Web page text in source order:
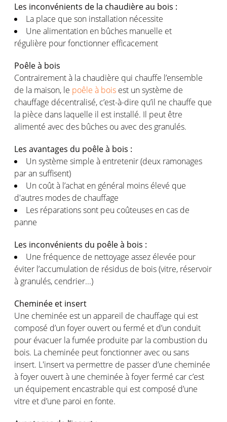
Les inconvénients de la chaudière au bois :
La place que son installation nécessite
Une alimentation en bûches manuelle et
régulière pour fonctionner efficacement
Poêle à bois
Contrairement à la chaudière qui chauffe l’ensemble
de la maison, le poêle à bois est un système de
chauffage décentralisé, c’est-à-dire qu’il ne chauffe que
la pièce dans laquelle il est installé. Il peut être
alimenté avec des bûches ou avec des granulés.
Les avantages du poêle à bois :
Un système simple à entretenir (deux ramonages
par an suffisent)
Un coût à l’achat en général moins élevé que
d'autres modes de chauffage
Les réparations sont peu coûteuses en cas de
panne
Les inconvénients du poêle à bois :
Une fréquence de nettoyage assez élevée pour
éviter l’accumulation de résidus de bois (vitre, réservoir
à granulés, cendrier...)
Cheminée et insert
Une cheminée est un appareil de chauffage qui est
composé d’un foyer ouvert ou fermé et d’un conduit
pour évacuer la fumée produite par la combustion du
bois. La cheminée peut fonctionner avec ou sans
insert. L'insert va permettre de passer d’une cheminée
à foyer ouvert à une cheminée à foyer fermé car c’est
un équipement encastrable qui est composé d’une
vitre et d’une paroi en fonte.